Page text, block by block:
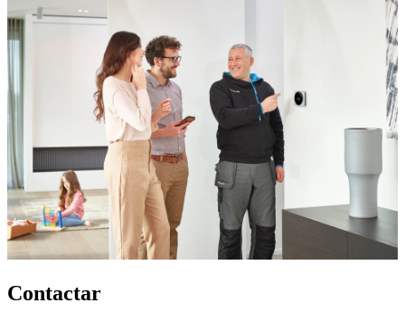
Contactar